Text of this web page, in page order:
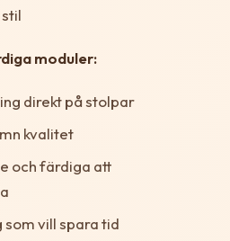
moduler:
direkt på stolpar
kvalitet
och färdiga att
vill spara tid